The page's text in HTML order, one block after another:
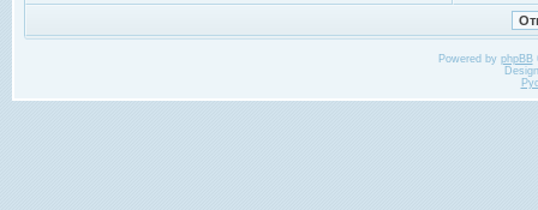
Powered by phpBB